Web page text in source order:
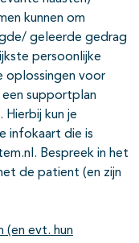
kunnen om
geleerde gedrag
persoonlijke
oplossingen voor
supportplan
kun je
infokaart die is
Bespreek in het
de patient (en zijn
(en evt. hun